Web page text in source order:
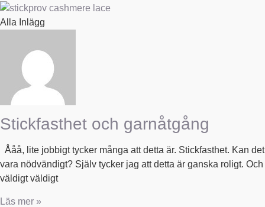
Alla Inlägg
Stickfasthet och garnåtgång
Ååå, lite jobbigt tycker många att detta är. Stickfasthet. Kan det
vara nödvändigt? Själv tycker jag att detta är ganska roligt. Och
väldigt väldigt
Läs mer »